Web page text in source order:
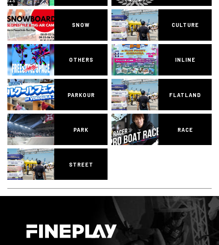
SNOW CULTURE
OTHERS INLINE
PARKOUR FLATLAND
PARK RACE
STREET